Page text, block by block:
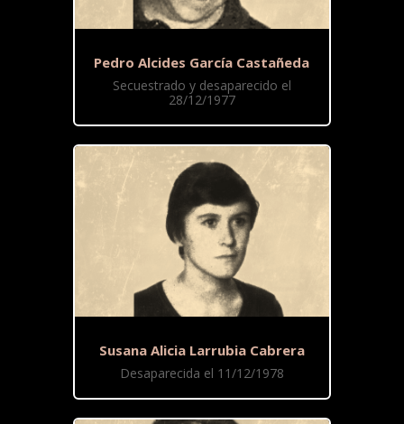
Pedro Alcides García Castañeda
Secuestrado y desaparecido el
28/12/1977
Susana Alicia Larrubia Cabrera
Desaparecida el 11/12/1978